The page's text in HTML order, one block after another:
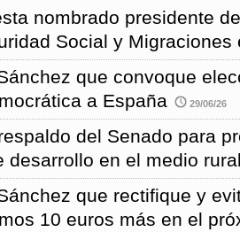
nombrado presidente
Social y Migraciones
que convoque
a España
29/06/26
del Senado para
desarrollo en el medio
que rectifique y
10 euros más en el